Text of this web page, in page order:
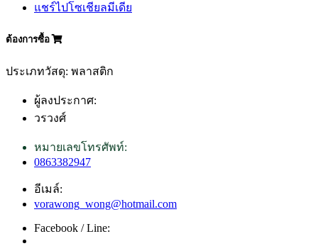
แชร์ไปโซเชียลมีเดีย
ต้องการซื้อ
ประเภทวัสดุ: พลาสติก
ผู้ลงประกาศ:
วรวงศ์
หมายเลขโทรศัพท์:
0863382947
อีเมล์:
vorawong_wong@hotmail.com
Facebook / Line: